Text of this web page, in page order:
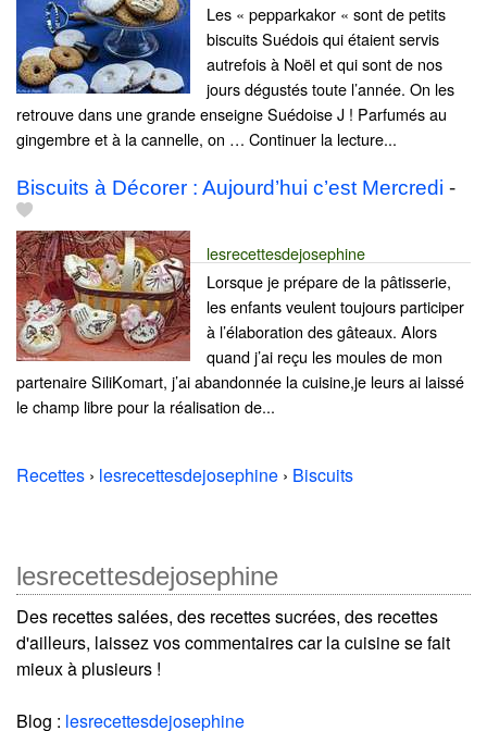
Les « pepparkakor « sont de petits
biscuits Suédois qui étaient servis
autrefois à Noël et qui sont de nos
jours dégustés toute l’année. On les
retrouve dans une grande enseigne Suédoise J ! Parfumés au
gingembre et à la cannelle, on … Continuer la lecture...
Biscuits à Décorer : Aujourd’hui c’est Mercredi -
lesrecettesdejosephine
Lorsque je prépare de la pâtisserie,
les enfants veulent toujours participer
à l’élaboration des gâteaux. Alors
quand j’ai reçu les moules de mon
partenaire SiliKomart, j’ai abandonnée la cuisine,je leurs ai laissé
le champ libre pour la réalisation de...
Recettes › lesrecettesdejosephine › Biscuits
lesrecettesdejosephine
Des recettes salées, des recettes sucrées, des recettes
d'ailleurs, laissez vos commentaires car la cuisine se fait
mieux à plusieurs !
Blog : lesrecettesdejosephine